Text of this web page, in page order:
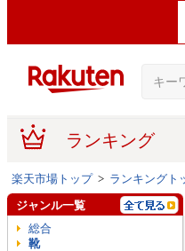
ランキング
楽天市場トップ> ランキングト
ジャンル一覧
総合
靴